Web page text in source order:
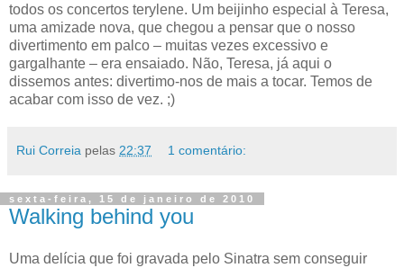
todos os concertos terylene. Um beijinho especial à Teresa,
uma amizade nova, que chegou a pensar que o nosso
divertimento em palco – muitas vezes excessivo e
gargalhante – era ensaiado. Não, Teresa, já aqui o
dissemos antes: divertimo-nos de mais a tocar. Temos de
acabar com isso de vez. ;)
Rui Correia pelas 22:37 1 comentário:
sexta-feira, 15 de janeiro de 2010
Walking behind you
Uma delícia que foi gravada pelo Sinatra sem conseguir